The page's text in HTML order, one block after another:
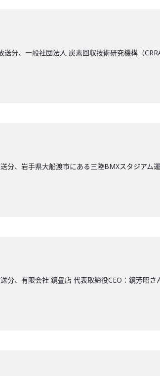
分、一般社団法人 炭素回収技術研究機構（
分、岩手県大船渡市にある三陸BMXスタジアム
分、有限会社 鏡畳店 代表取締役CEO：鏡芳昭さ